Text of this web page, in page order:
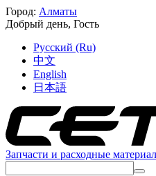
Город: Алматы
Добрый день, Гость
Русский (Ru)
中文
English
日本語
Запчасти и расходные